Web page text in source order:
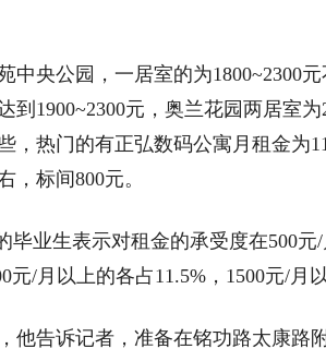
央公园，一居室的为1800~2300元
到1900~2300元，奥兰花园两居室
，热门的有正弘数码公寓月租金为
，标间800元。
业生表示对租金的承受度在500元/
元/月以上的各占11.5%，1500元/月
告诉记者，准备在铭功路太康路